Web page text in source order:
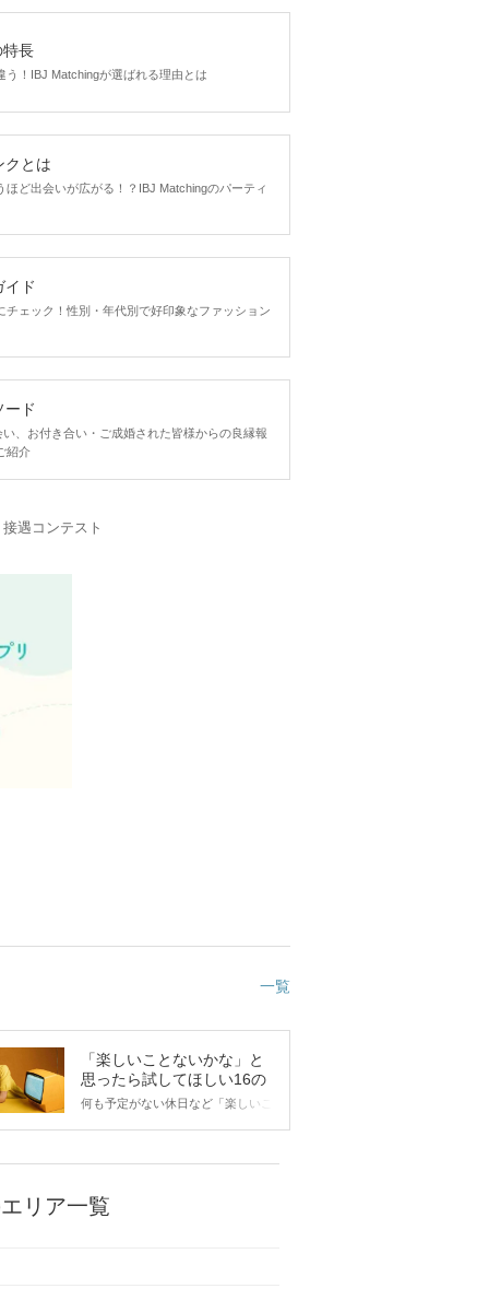
特長
う！IBJ Matchingが選ばれる理由とは
クとは
ほど出会いが広がる！？IBJ Matchingのパーティ
イド
チェック！性別・年代別で好印象なファッション
ード
い、お付き合い・ご成婚された皆様からの良縁報
紹介
遇コンテスト
一覧
「楽しいことないかな」と
思ったら試してほしい16の
こと
何も予定がない休日など「楽しいこ
になれる対処法から、恋愛・自分磨
き・趣味などジャンル別の楽しいこ
リア一覧